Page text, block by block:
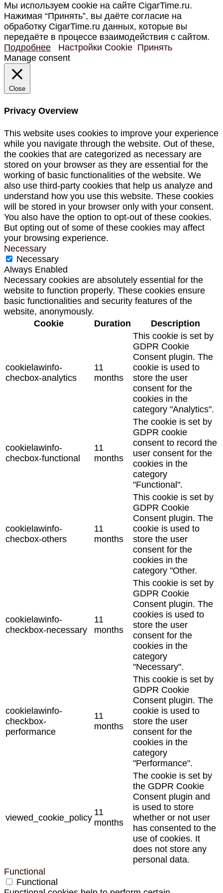
Мы используем cookie на сайте CigarTime.ru.
Нажимая “Принять”, вы даёте согласие на
обработку CigarTime.ru данных, которые вы
передаёте в процессе взаимодействия с сайтом.
Подробнее
Настройки Cookie Принять
Manage consent
Close
Privacy Overview
This website uses cookies to improve your experience
while you navigate through the website. Out of these,
the cookies that are categorized as necessary are
stored on your browser as they are essential for the
working of basic functionalities of the website. We
also use third-party cookies that help us analyze and
understand how you use this website. These cookies
will be stored in your browser only with your consent.
You also have the option to opt-out of these cookies.
But opting out of some of these cookies may affect
your browsing experience.
Necessary
Necessary
Always Enabled
Necessary cookies are absolutely essential for the
website to function properly. These cookies ensure
basic functionalities and security features of the
website, anonymously.
Cookie
Duration Description
cookielawinfo-
checbox-analytics
11
months
This cookie is set by
GDPR Cookie
Consent plugin. The
cookie is used to
store the user
consent for the
cookies in the
category "Analytics".
cookielawinfo-
checbox-functional
11
months
The cookie is set by
GDPR cookie
consent to record the
user consent for the
cookies in the
category
"Functional".
cookielawinfo-
checbox-others
11
months
This cookie is set by
GDPR Cookie
Consent plugin. The
cookie is used to
store the user
consent for the
cookies in the
category "Other.
cookielawinfo-
checkbox-necessary
11
months
This cookie is set by
GDPR Cookie
Consent plugin. The
cookies is used to
store the user
consent for the
cookies in the
category
"Necessary".
cookielawinfo-
checkbox-
performance
11
months
This cookie is set by
GDPR Cookie
Consent plugin. The
cookie is used to
store the user
consent for the
cookies in the
category
"Performance".
viewed_cookie_policy
11
months
The cookie is set by
the GDPR Cookie
Consent plugin and
is used to store
whether or not user
has consented to the
use of cookies. It
does not store any
personal data.
Functional
Functional